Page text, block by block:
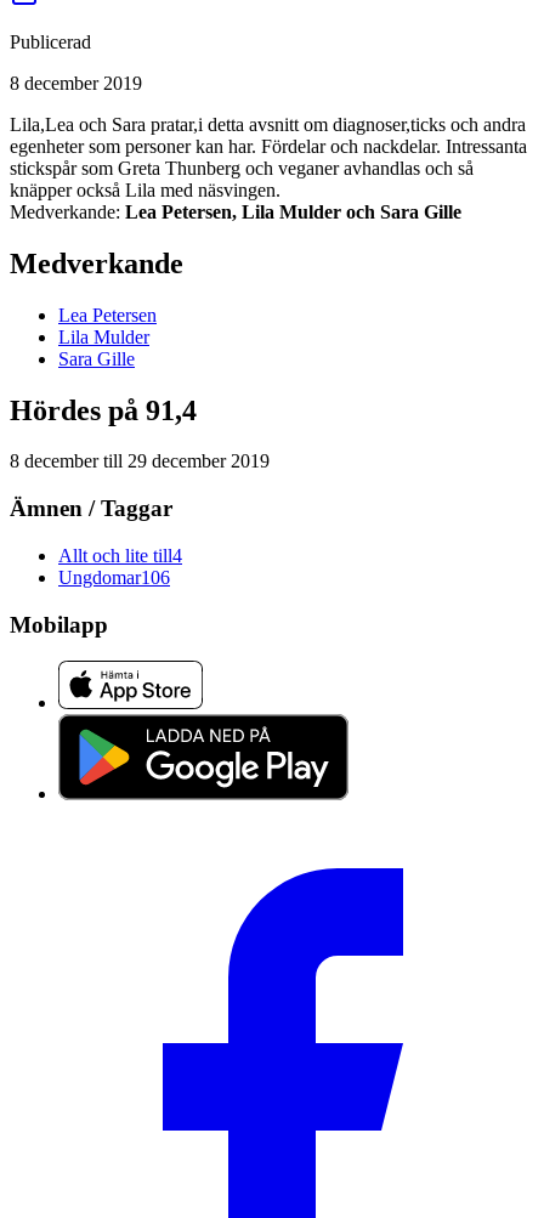
Publicerad
8 december 2019
Lila,Lea och Sara pratar,i detta avsnitt om diagnoser,ticks och andra
egenheter som personer kan har. Fördelar och nackdelar. Intressanta
stickspår som Greta Thunberg och veganer avhandlas och så
knäpper också Lila med näsvingen.
Medverkande: Lea Petersen, Lila Mulder och Sara Gille
Medverkande
Lea Petersen
Lila Mulder
Sara Gille
Hördes på 91,4
8 decembertill 29 december 2019
Ämnen / Taggar
Allt och lite till4
Ungdomar106
Mobilapp